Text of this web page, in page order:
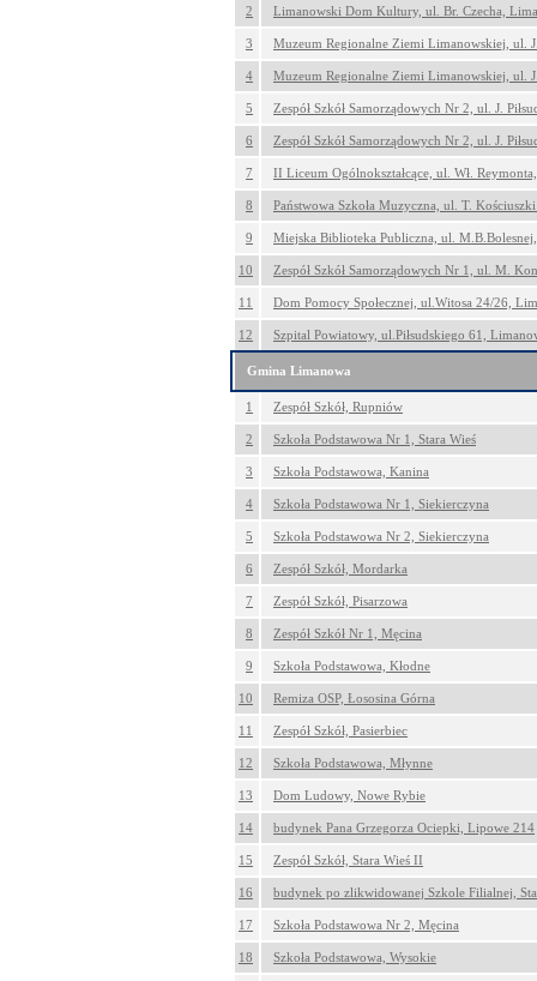
2 Limanowski Dom Kultury, ul. Br. Czecha,
3 Muzeum Regionalne Ziemi Limanowskiej, ul.
4 Muzeum Regionalne Ziemi Limanowskiej, ul.
5 Zespół Szkół Samorządowych Nr 2, ul. J.
6 Zespół Szkół Samorządowych Nr 2, ul. J.
7 II Liceum Ogólnokształcące, ul. Wł.
8 Państwowa Szkoła Muzyczna, ul. T.
9 Miejska Biblioteka Publiczna, ul.
10 Zespół Szkół Samorządowych Nr 1, ul. M.
11 Dom Pomocy Społecznej, ul.Witosa 24/26,
12 Szpital Powiatowy, ul.Piłsudskiego 61,
Gmina Limanowa
1 Zespół Szkół, Rupniów
2 Szkoła Podstawowa Nr 1, Stara Wieś
3 Szkoła Podstawowa, Kanina
4 Szkoła Podstawowa Nr 1, Siekierczyna
5 Szkoła Podstawowa Nr 2, Siekierczyna
6 Zespół Szkół, Mordarka
7 Zespół Szkół, Pisarzowa
8 Zespół Szkół Nr 1, Męcina
9 Szkoła Podstawowa, Kłodne
10 Remiza OSP, Łososina Górna
11 Zespół Szkół, Pasierbiec
12 Szkoła Podstawowa, Młynne
13 Dom Ludowy, Nowe Rybie
14 budynek Pana Grzegorza Ociepki, Lipowe 214
15 Zespół Szkół, Stara Wieś II
16 budynek po zlikwidowanej Szkole Filialnej,
17 Szkoła Podstawowa Nr 2, Męcina
18 Szkoła Podstawowa, Wysokie